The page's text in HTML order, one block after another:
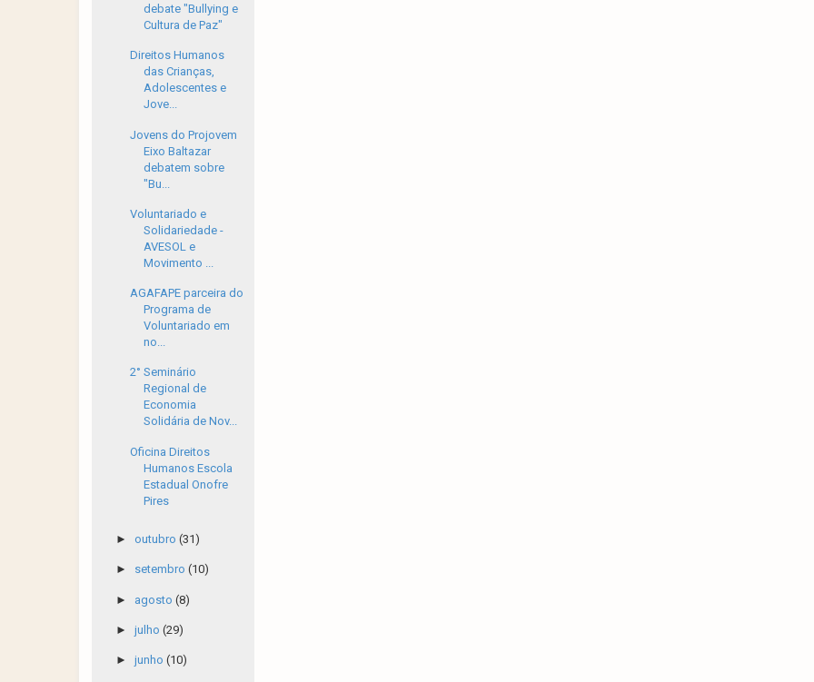
debate "Bullying e
Cultura de Paz"
Direitos Humanos
das Crianças,
Adolescentes e
Jove...
Jovens do Projovem
Eixo Baltazar
debatem sobre
"Bu...
Voluntariado e
Solidariedade -
AVESOL e
Movimento ...
AGAFAPE parceira do
Programa de
Voluntariado em
no...
2° Seminário
Regional de
Economia
Solidária de Nov...
Oficina Direitos
Humanos Escola
Estadual Onofre
Pires
► outubro (31)
► setembro (10)
► agosto (8)
► julho (29)
► junho (10)